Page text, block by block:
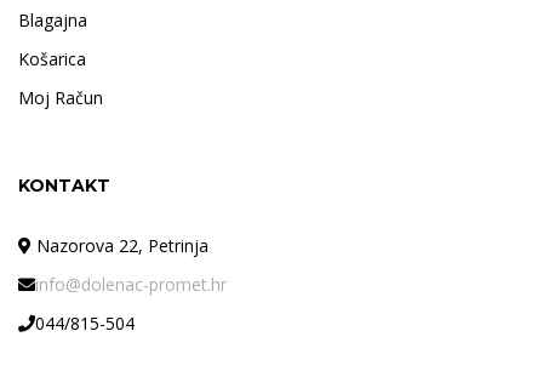
Blagajna
Košarica
Moj Račun
KONTAKT
Nazorova 22, Petrinja
info@dolenac-promet.hr
044/815-504